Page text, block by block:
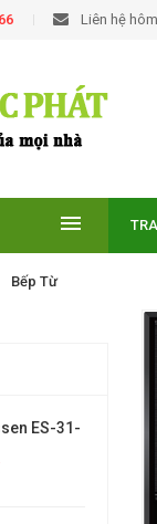
Liên hệ
Bếp Từ
ES-31-